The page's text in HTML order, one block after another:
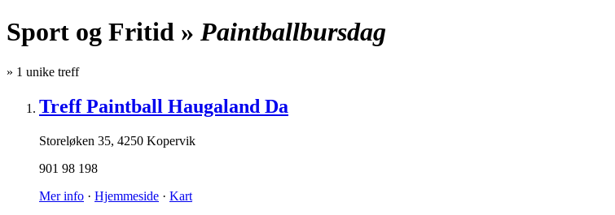
Sport og Fritid » Paintballbursdag
» 1 unike treff
Treff Paintball Haugaland Da
Storeløken 35, 4250 Kopervik
901 98 198
Mer info · Hjemmeside · Kart